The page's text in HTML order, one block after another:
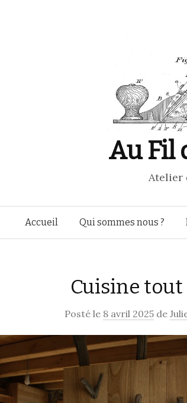
Au Fil
Atelier
Accueil Qui sommes nous ?
Cuisine
Posté le 8 avril 2025 de